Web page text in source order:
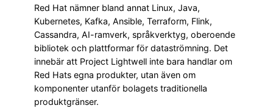
Red Hat nämner bland annat Linux, Java,
Kubernetes, Kafka, Ansible, Terraform, Flink,
Cassandra, AI-ramverk, språkverktyg, oberoende
bibliotek och plattformar för dataströmning. Det
innebär att Project Lightwell inte bara handlar om
Red Hats egna produkter, utan även om
komponenter utanför bolagets traditionella
produktgränser.